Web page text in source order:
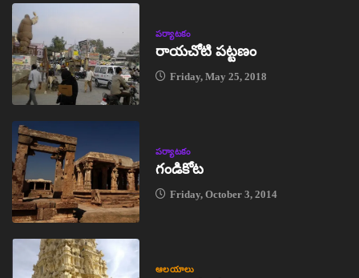
పర్యాటకం
రాయచోటి పట్టణం
Friday, May 25, 2018
పర్యాటకం
గండికోట
Friday, October 3, 2014
ఆలయాలు